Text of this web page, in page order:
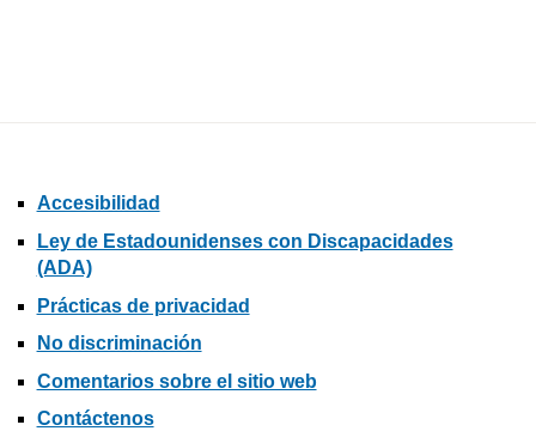
Accesibilidad
Ley de Estadounidenses con Discapacidades
(ADA)
Prácticas de privacidad
No discriminación
Comentarios sobre el sitio web
Contáctenos